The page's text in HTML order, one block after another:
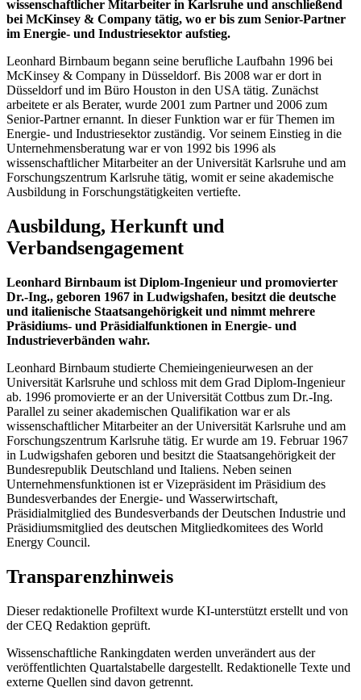
wissenschaftlicher Mitarbeiter in Karlsruhe und anschließend
bei McKinsey & Company tätig, wo er bis zum Senior-Partner
im Energie- und Industriesektor aufstieg.
Leonhard Birnbaum begann seine berufliche Laufbahn 1996 bei
McKinsey & Company in Düsseldorf. Bis 2008 war er dort in
Düsseldorf und im Büro Houston in den USA tätig. Zunächst
arbeitete er als Berater, wurde 2001 zum Partner und 2006 zum
Senior-Partner ernannt. In dieser Funktion war er für Themen im
Energie- und Industriesektor zuständig. Vor seinem Einstieg in die
Unternehmensberatung war er von 1992 bis 1996 als
wissenschaftlicher Mitarbeiter an der Universität Karlsruhe und am
Forschungszentrum Karlsruhe tätig, womit er seine akademische
Ausbildung in Forschungstätigkeiten vertiefte.
Ausbildung, Herkunft und
Verbandsengagement
Leonhard Birnbaum ist Diplom-Ingenieur und promovierter
Dr.-Ing., geboren 1967 in Ludwigshafen, besitzt die deutsche
und italienische Staatsangehörigkeit und nimmt mehrere
Präsidiums- und Präsidialfunktionen in Energie- und
Industrieverbänden wahr.
Leonhard Birnbaum studierte Chemieingenieurwesen an der
Universität Karlsruhe und schloss mit dem Grad Diplom-Ingenieur
ab. 1996 promovierte er an der Universität Cottbus zum Dr.-Ing.
Parallel zu seiner akademischen Qualifikation war er als
wissenschaftlicher Mitarbeiter an der Universität Karlsruhe und am
Forschungszentrum Karlsruhe tätig. Er wurde am 19. Februar 1967
in Ludwigshafen geboren und besitzt die Staatsangehörigkeit der
Bundesrepublik Deutschland und Italiens. Neben seinen
Unternehmensfunktionen ist er Vizepräsident im Präsidium des
Bundesverbandes der Energie- und Wasserwirtschaft,
Präsidialmitglied des Bundesverbands der Deutschen Industrie und
Präsidiumsmitglied des deutschen Mitgliedkomitees des World
Energy Council.
Transparenzhinweis
Dieser redaktionelle Profiltext wurde KI-unterstützt erstellt und von
der CEQ Redaktion geprüft.
Wissenschaftliche Rankingdaten werden unverändert aus der
veröffentlichten Quartalstabelle dargestellt. Redaktionelle Texte und
externe Quellen sind davon getrennt.